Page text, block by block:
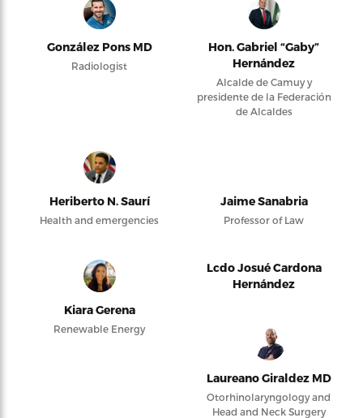
González Pons MD
Radiologist
Hon. Gabriel “Gaby”
Hernández
Alcalde de Camuy y
presidente de la Federación
de Alcaldes
Heriberto N. Saurí
Health and emergencies
Jaime Sanabria
Professor of Law
Kiara Gerena
Renewable Energy
Lcdo Josué Cardona
Hernández
Laureano Giraldez MD
Otorhinolaryngology and
Head and Neck Surgery